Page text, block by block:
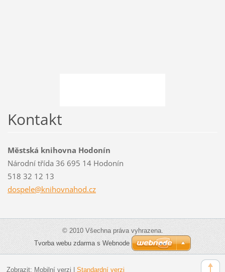
Kontakt
Městská knihovna Hodonín
Národní třída 36 695 14 Hodonín
518 32 12 13
dospele@knihovnahod.cz
© 2010 Všechna práva vyhrazena.
Tvorba webu zdarma s Webnode
Zobrazit: Mobilní verzi Standardní verzi